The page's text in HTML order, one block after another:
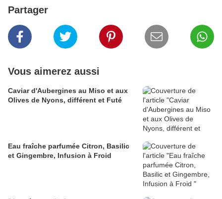
Partager
Vous aimerez aussi
Caviar d'Aubergines au Miso et aux
Olives de Nyons, différent et Futé
Eau fraîche parfumée Citron, Basilic
et Gingembre, Infusion à Froid